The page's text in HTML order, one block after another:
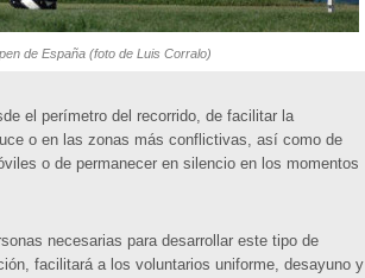
de España (foto de Luis Corralo)
el perímetro del recorrido, de facilitar la
o en las zonas más conflictivas, así como de
o de permanecer en silencio en los momentos
necesarias para desarrollar este tipo de
facilitará a los voluntarios uniforme, desayuno y